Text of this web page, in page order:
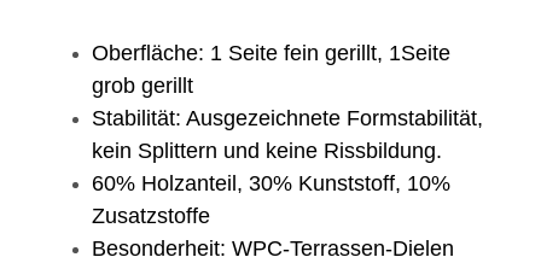
Oberfläche: 1 Seite fein gerillt, 1Seite
grob gerillt
Stabilität: Ausgezeichnete Formstabilität,
kein Splittern und keine Rissbildung.
60% Holzanteil, 30% Kunststoff, 10%
Zusatzstoffe
Besonderheit: WPC-Terrassen-Dielen